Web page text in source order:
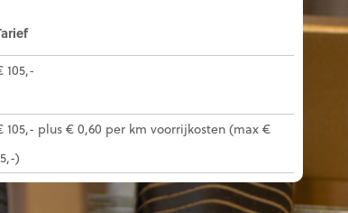
105,-
105,- plus € 0,60 per km voorrijkosten (max €
)